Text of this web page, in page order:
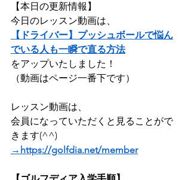
【本日の更新情報】
今日のレッスン動画は、
【ドライバー】プッシュボールで悩ん
でいる人も一瞬で直る方法
をアップいたしました！
（動画はページ一番下です）
レッスン動画は、
会員になっていただくと見ることがで
きます(^^)
→https://golfdia.net/member